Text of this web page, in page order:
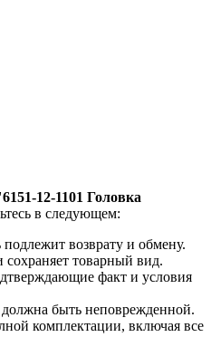
12-1101 Головка
в следующем:
возврату и обмену.
сохраняет товарный вид.
факт и условия
быть неповрежденной.
комплектации, включая все